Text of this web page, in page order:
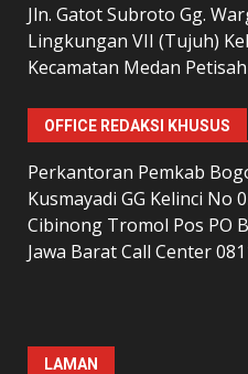
Jln. Gatot Subroto Gg.
Lingkungan VII (Tujuh)
Kecamatan Medan
OFFICE REDAKSI KHUSUS
Perkantoran Pemkab
Kusmayadi GG Kelinci No
Cibinong Tromol Pos PO
Jawa Barat Call Center
LAMAN